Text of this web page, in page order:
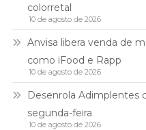
colorretal
10 de agosto de 2026
Anvisa libera venda de
como iFood e Rapp
10 de agosto de 2026
Desenrola Adimplentes
segunda-feira
10 de agosto de 2026